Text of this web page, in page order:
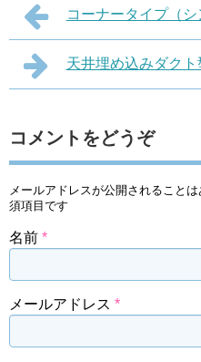
コーナータイプ（シ
天井埋め込みダクト
コメントをどうぞ
メールアドレスが公開されることは
須項目です
名前 *
メールアドレス *